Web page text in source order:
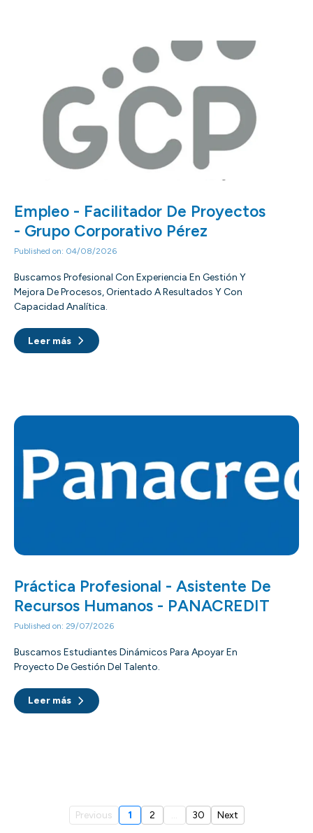
Empleo - Facilitador De Proyectos
- Grupo Corporativo Pérez
Published on: 04/08/2026
Buscamos Profesional Con Experiencia En Gestión Y
Mejora De Procesos, Orientado A Resultados Y Con
Capacidad Analítica.
Leer más
Práctica Profesional - Asistente De
Recursos Humanos - PANACREDIT
Published on: 29/07/2026
Buscamos Estudiantes Dinámicos Para Apoyar En
Proyecto De Gestión Del Talento.
Leer más
Previous 1 2 ... 30 Next